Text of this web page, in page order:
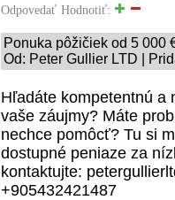
Odpovedať Hodnotiť:
Ponuka pôžičiek od 5 000
Od: Peter Gullier LTD |
Hľadáte kompetentnú a
vaše záujmy? Máte
nechce pomôcť? Tu si
dostupné peniaze za
kontaktujte:
+905432421487